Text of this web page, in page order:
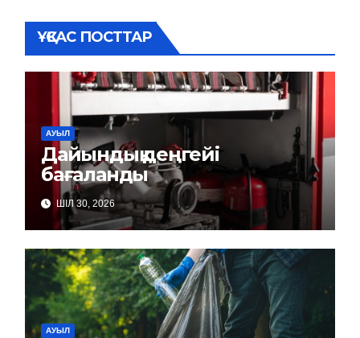
ҰҚСАС ПОСТТАР
АУЫЛ
Дайындық деңгейі
бағаланды
ШІЛ 30, 2026
АУЫЛ